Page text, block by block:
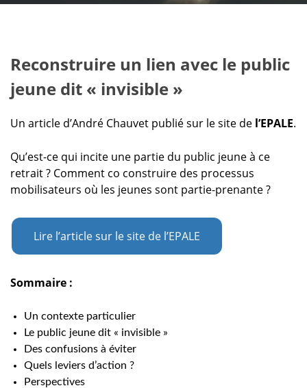
Reconstruire un lien avec le public
jeune dit « invisible »
Un article d’André Chauvet publié sur le site de l’EPALE.
Qu’est-ce qui incite une partie du public jeune à ce
retrait ? Comment co construire des processus
mobilisateurs où les jeunes sont partie-prenante ?
Lire l’article sur le site de l’EPALE
Sommaire :
Un contexte particulier
Le public jeune dit « invisible »
Des confusions à éviter
Quels leviers d’action ?
Perspectives